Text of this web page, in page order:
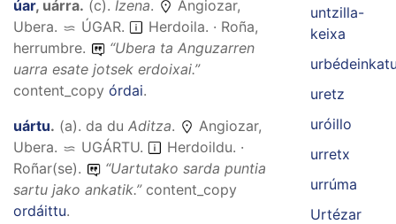
úar, uárra. (c). Izena.
Angiozar,
Ubera.
ÚGAR.
Herdoila. · Roña,
herrumbre.
“Ubera ta Anguzarren
uarra esate jotsek erdoixai.”
content_copy órdai.
uártu. (a). da du Aditza.
Angiozar,
Ubera.
UGÁRTU.
Herdoildu. ·
Roñar(se).
“Uartutako sarda puntia
sartu jako ankatik.” content_copy
ordáittu.
untzilla-
keixa
uretz
uróillo
urretx
urrúma
Urtézar